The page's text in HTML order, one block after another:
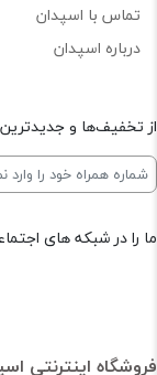
تماس با اسپدان
درباره اسپدان
از تخفیف‌ها و
ما را در شبکه های
فروشگاه اینترنتی